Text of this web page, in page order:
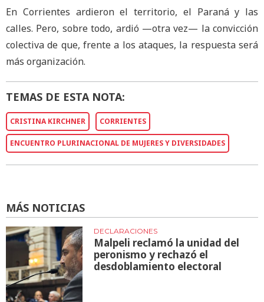
En Corrientes ardieron el territorio, el Paraná y las
calles. Pero, sobre todo, ardió —otra vez— la convicción
colectiva de que, frente a los ataques, la respuesta será
más organización.
TEMAS DE ESTA NOTA:
CRISTINA KIRCHNER CORRIENTES
ENCUENTRO PLURINACIONAL DE MUJERES Y DIVERSIDADES
MÁS NOTICIAS
DECLARACIONES
Malpeli reclamó la unidad del
peronismo y rechazó el
desdoblamiento electoral